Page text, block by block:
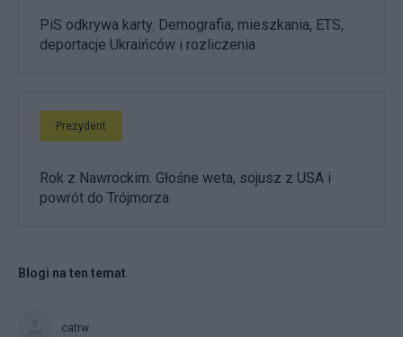
PiS odkrywa karty. Demografia, mieszkania, ETS,
deportacje Ukraińców i rozliczenia
Prezydent
Rok z Nawrockim. Głośne weta, sojusz z USA i
powrót do Trójmorza
Blogi na ten temat
catrw